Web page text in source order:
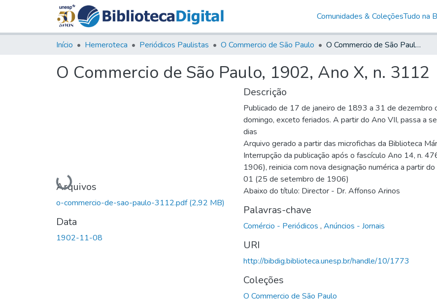
Comunidades & ColeçõesTudo na
Início Hemeroteca Periódicos Paulistas O Commercio de São Paulo O Commercio de São Paulo, 1902, Ano X, n. 3112
O Commercio de São Paulo, 1902, Ano X, n. 3112
Carregando...
Arquivos
o-commercio-de-sao-paulo-3112.pdf(2,92 MB)
Data
1902-11-08
Descrição
Publicado de 17 de janeiro de 1893 a 31 de dezembro
domingo, exceto feriados. A partir do Ano VII, passa a
dias
Arquivo gerado a partir das microfichas da Biblioteca
Interrupção da publicação após o fascículo Ano 14, n.
1906), reinicia com nova designação numérica a partir
01 (25 de setembro de 1906)
Abaixo do título: Director - Dr. Affonso Arinos
Palavras-chave
Comércio - Periódicos , Anúncios - Jornais
URI
http://bibdig.biblioteca.unesp.br/handle/10/1773
Coleções
O Commercio de São Paulo